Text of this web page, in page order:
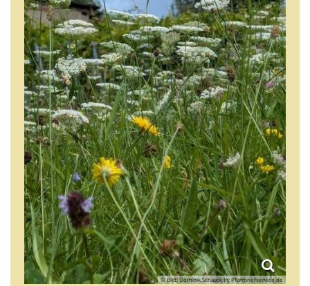
© Bild: Dominik Schaack In: Pfarrbriefservice.de